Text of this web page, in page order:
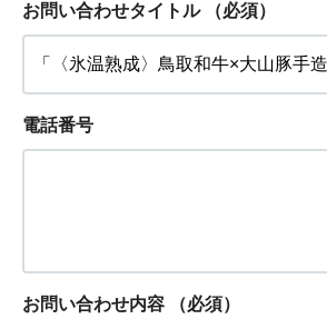
お問い合わせタイトル （必須）
電話番号
お問い合わせ内容 （必須）